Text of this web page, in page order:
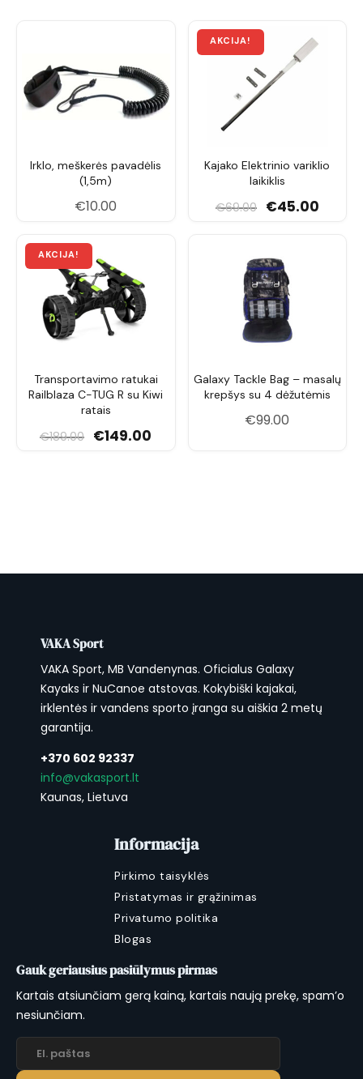
Irklo, meškerės pavadėlis
(1,5m)
€10.00
Kajako Elektrinio variklio
laikiklis
€69.00 Original price
€45.00Current
Transportavimo ratukai
Railblaza C-TUG R su Kiwi
ratais
€189.00 Original price was: €189.00.
€149.00
Galaxy Tackle Bag – masalų
krepšys su 4 dėžutėmis
€99.00
VAKA Sport
VAKA Sport, MB Vandenynas. Oficialus Galaxy
Kayaks ir NuCanoe atstovas. Kokybiški kajakai,
irklentės ir vandens sporto įranga su aiškia 2 metų
garantija.
+370 602 92337
info@vakasport.lt
Kaunas, Lietuva
Informacija
Pirkimo taisyklės
Pristatymas ir grąžinimas
Privatumo politika
Blogas
Gauk geriausius pasiūlymus pirmas
Kartais atsiunčiam gerą kainą, kartais naują prekę, spam’o
nesiunčiam.